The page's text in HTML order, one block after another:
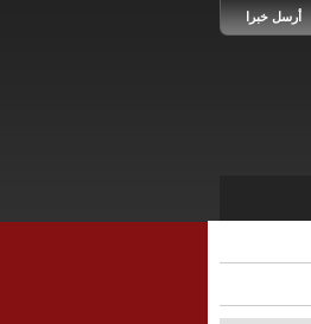
أرسل خبرا